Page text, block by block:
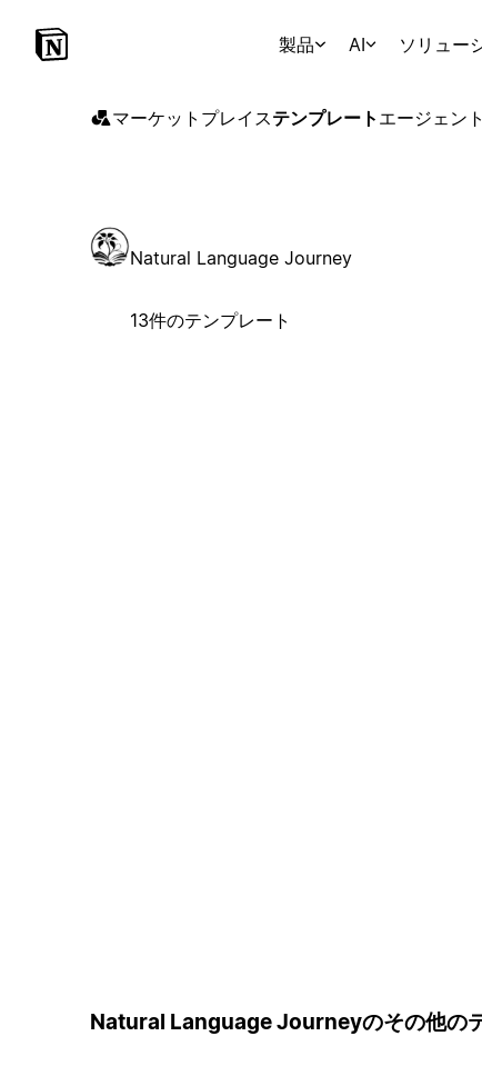
製品 AI ソリュー
マーケットプレイステンプレート エージェント
Natural Language Journey
13件のテンプレート
Natural Language Journeyのその他の